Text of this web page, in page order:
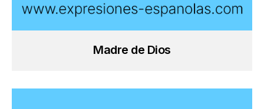
Madre de Dios